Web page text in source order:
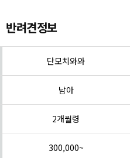
반려견정보
단모치와와
남아
2개월령
300,000~